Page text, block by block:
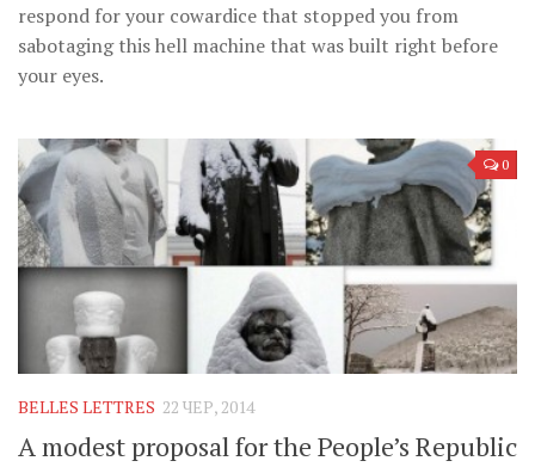
respond for your cowardice that stopped you from
sabotaging this hell machine that was built right before
your eyes.
0
BELLES LETTRES 22 ЧЕР, 2014
A modest proposal for the People’s Republic